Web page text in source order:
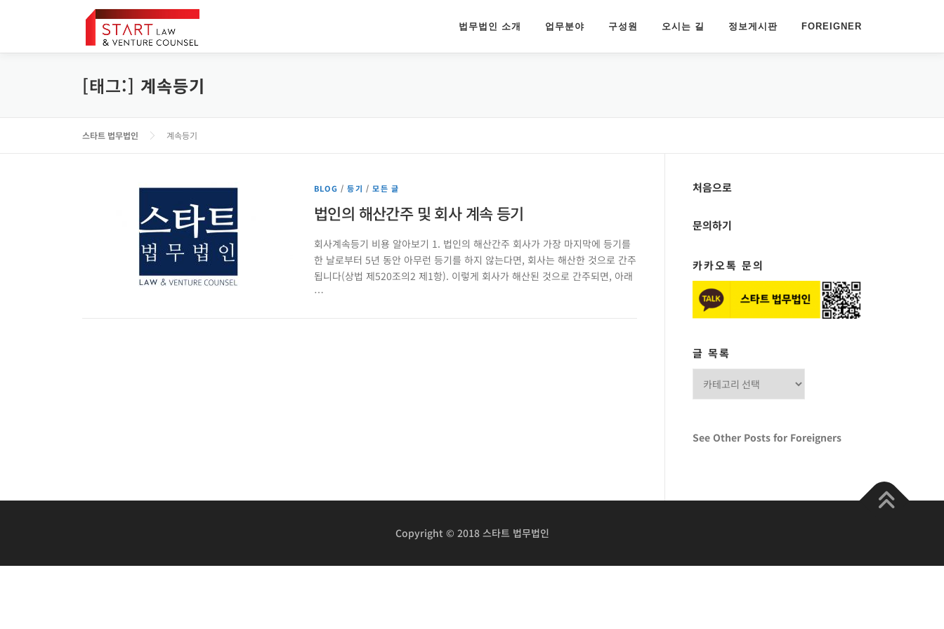
로
법무법인 소개 업무분야 구성원 오시는 길 정보게시판 FOREIGNER
[태그:] 계속등기
스타트 법무법인 계속등기
BLOG /등기 /모든 글
법인의 해산간주 및 회사 계속 등기
회사계속등기 비용 알아보기 1. 법인의 해산간주 회사가 가장 마지막에 등기를
한 날로부터 5년 동안 아무런 등기를 하지 않는다면, 회사는 해산한 것으로 간주
됩니다(상법 제520조의2 제1항). 이렇게 회사가 해산된 것으로 간주되면, 아래
…
처음으로
문의하기
카카오톡 문의
글 목록
See Other Posts for Foreigners
Copyright © 2018 스타트 법무법인